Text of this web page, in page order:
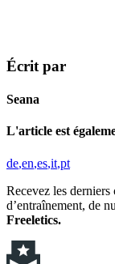
Écrit par
Seana
L'article est
de en es it pt
Recevez les derniers
d’entraînement, de
Freeletics.